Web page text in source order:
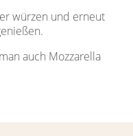
würzen und erneut
auch Mozzarella